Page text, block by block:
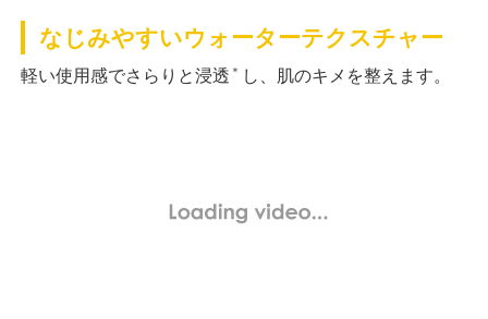
なじみやすいウォーターテクスチャー
軽い使用感でさらりと浸透 ＊ し、肌のキメを整えます。